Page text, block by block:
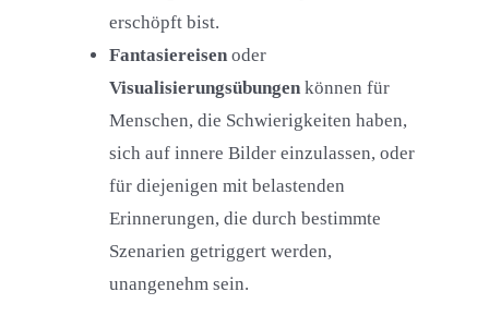
erschöpft bist.
Fantasiereisenoder
Visualisierungsübungenkönnen für
Menschen, die Schwierigkeiten haben,
sich auf innere Bilder einzulassen, oder
für diejenigen mit belastenden
Erinnerungen, die durch bestimmte
Szenarien getriggert werden,
unangenehm sein.